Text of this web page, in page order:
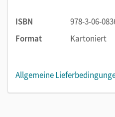
ISBN
978-3-06-
Format
Kartoniert
Allgemeine